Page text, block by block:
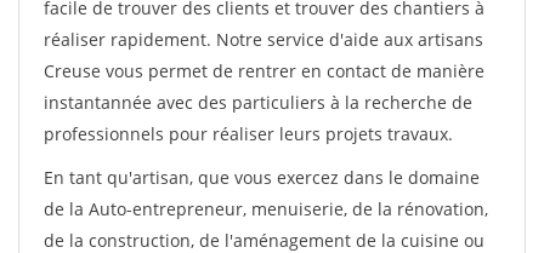
facile de trouver des clients et trouver des chantiers à
réaliser rapidement. Notre service d'aide aux artisans
Creuse vous permet de rentrer en contact de manière
instantannée avec des particuliers à la recherche de
professionnels pour réaliser leurs projets travaux.
En tant qu'artisan, que vous exercez dans le domaine
de la Auto-entrepreneur, menuiserie, de la rénovation,
de la construction, de l'aménagement de la cuisine ou